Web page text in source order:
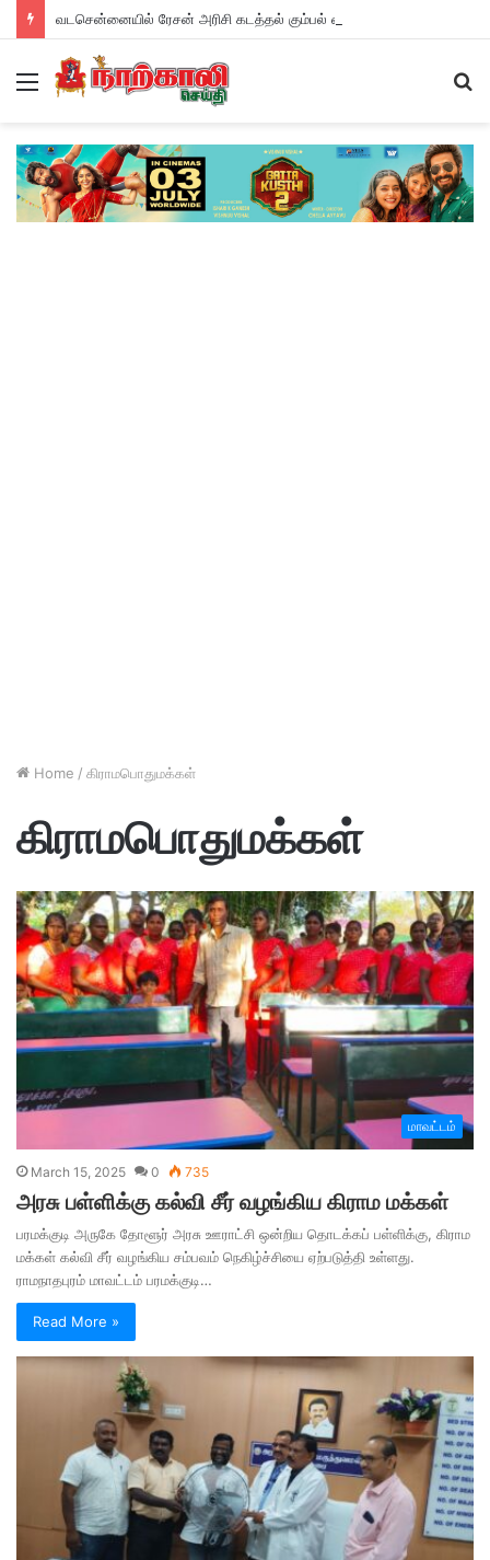
Menu
Home / கிராமபொதுமக்கள்
கிராமபொதுமக்கள்
மாவட்டம்
March 15, 2025 0 735
அரசு பள்ளிக்கு கல்வி சீர் வழங்கிய கிராம மக்கள்
பரமக்குடி அருகே தோளூர் அரசு ஊராட்சி ஒன்றிய தொடக்கப் பள்ளிக்கு, கிராம
மக்கள் கல்வி சீர் வழங்கிய சம்பவம் நெகிழ்ச்சியை ஏற்படுத்தி உள்ளது.
ராமநாதபுரம் மாவட்டம் பரமக்குடி…
Read More »